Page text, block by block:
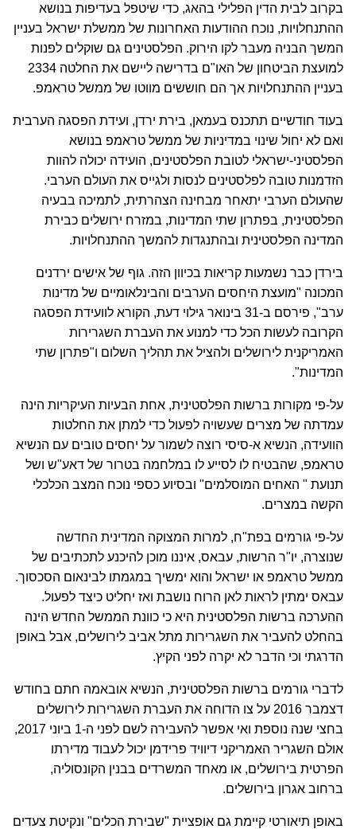
בקרוב לבית הדין הפלילי בהאג, כדי שיטפל בעדיפות בנושא
ההתנחלויות, נוכח ההודעות האחרונות של ממשלת ישראל בעניין
המשך הבניה מעבר לקו הירוק. הפלסטינים גם שוקלים לפנות
למועצת הביטחון של האו"ם בדרישה ליישם את החלטה 2334
בעניין ההתנחלויות אך הם חוששים מווטו של ממשל טראמפ.
בעוד חודשיים תתכנס בעמאן, בירת ירדן, ועידת הפסגה הערבית
ואם לא יחול שינוי במדיניות של ממשל טראמפ בנושא
הפלסטיני-ישראלי לטובת הפלסטינים, הועידה יכולה להוות
הזדמנות טובה לפלסטינים לנסות ולגייס את העולם הערבי.
שהעולם הערבי יתאחר מבחינה הצהרתית, לתמיכה בבעיה
הפלסטינית, בפתרון שתי המדינות, במזרח ירושלים כבירת
המדינה הפלסטינית ובהתנגדות להמשך ההתנחלויות.
בירדן כבר נשמעות קריאות בכיוון הזה. גוף של אישים ירדנים
המכונה "מועצת היחסים הערבים והבינלאומיים של מדינות
ערב", פירסם ב-31 בינואר גילוי דעת, הקורא לוועידת הפסגה
הקרובה לעשות הכל כדי למנוע את העברת השגרירות
האמריקנית לירושלים ולהציל את תהליך השלום ו"פתרון שתי
המדינות".
על-פי מקורות ברשות הפלסטינית, אחת הבעיות העיקריות הינה
עמדתה של מצרים שעשויה לפעול כדי למתן את החלטות
הוועידה, הנשיא א-סיסי רוצה לשמור על יחסים טובים עם הנשיא
טראמפ, שהבטיח לו לסייע לו במלחמה בטרור של דאע"ש ושל
תנועת " האחים המוסלמים" ובסיוע כספי נוכח המצב הכלכלי
הקשה במצרים.
על-פי גורמים בפת"ח, למרות המצוקה המדינית החדשה
שנוצרה, יו"ר הרשות, עבאס, איננו מוכן להיכנע לתכתיבים של
ממשל טראמפ או ישראל והוא ימשיך במגמתו לבינאום הסכסוך.
עבאס ימתין לראות לאן הרוח נושבת ואז יחליט כיצד לפעול.
ההערכה ברשות הפלסטינית היא כי כוונת הממשל החדש הינה
בהחלט להעביר את השגרירות מתל אביב לירושלים, אבל באופן
הדרגתי וכי הדבר לא יקרה לפני הקיץ.
לדברי גורמים ברשות הפלסטינית, הנשיא אובאמה חתם בחודש
דצמבר 2016 על צו הדוחה את העברת השגרירות לירושלים
בחצי שנה נוספת ואי אפשר להעבירה לשם לפני ה-1 ביוני 2017,
אולם השגריר האמריקני דיוויד פרידמן יכול לעבוד מדירתו
הפרטית בירושלים, או מאחד המשרדים בבנין הקונסוליה,
ברחוב אגרון בירושלים.
באופן תיאורטי קיימת גם אופציית "שבירת הכלים" ונקיטת צעדים